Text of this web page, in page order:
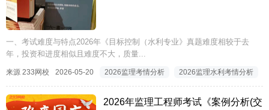
一、考试难度与特点2026年《目标控制（水利专业》真题难度相较于去
年，投资和进度相似且难度不大，质量...
来源 233网校 2026-05-20 2026监理考情分析 2026监理水利考情分析
2026年监理工程师考试《案例分析(交